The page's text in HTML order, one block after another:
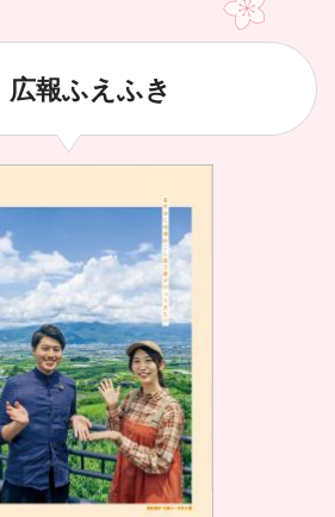
広報ふえふき